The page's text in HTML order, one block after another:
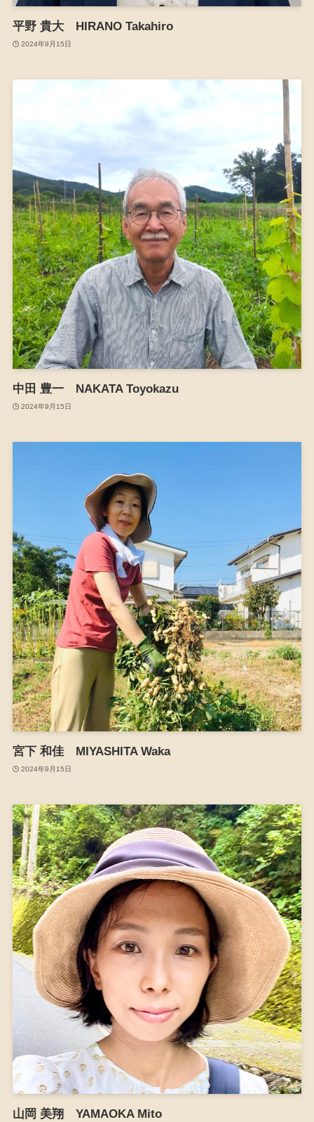
平野 貴大 HIRANO Takahiro
2024年9月15日
中田 豊一 NAKATA Toyokazu
2024年9月15日
宮下 和佳 MIYASHITA Waka
2024年9月15日
山岡 美翔 YAMAOKA Mito